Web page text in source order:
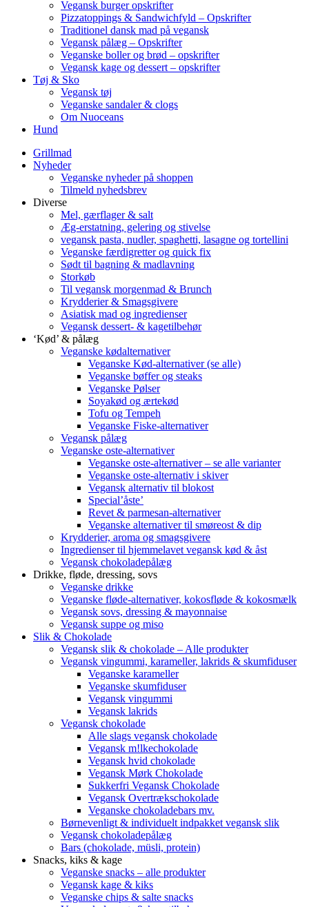
Vegansk burger opskrifter
Pizzatoppings & Sandwichfyld – Opskrifter
Traditionel dansk mad på vegansk
Vegansk pålæg – Opskrifter
Veganske boller og brød – opskrifter
Vegansk kage og dessert – opskrifter
Tøj & Sko
Vegansk tøj
Veganske sandaler & clogs
Om Nuoceans
Hund
Grillmad
Nyheder
Veganske nyheder på shoppen
Tilmeld nyhedsbrev
Diverse
Mel, gærflager & salt
Æg-erstatning, gelering og stivelse
vegansk pasta, nudler, spaghetti, lasagne og tortellini
Veganske færdigretter og quick fix
Sødt til bagning & madlavning
Storkøb
Til vegansk morgenmad & Brunch
Krydderier & Smagsgivere
Asiatisk mad og ingredienser
Vegansk dessert- & kagetilbehør
‘Kød’ & pålæg
Veganske kødalternativer
Veganske Kød-alternativer (se alle)
Veganske bøffer og steaks
Veganske Pølser
Soyakød og ærtekød
Tofu og Tempeh
Veganske Fiske-alternativer
Vegansk pålæg
Veganske oste-alternativer
Veganske oste-alternativer – se alle varianter
Veganske oste-alternativ i skiver
Vegansk alternativ til blokost
Special’åste’
Revet & parmesan-alternativer
Veganske alternativer til smøreost & dip
Krydderier, aroma og smagsgivere
Ingredienser til hjemmelavet vegansk kød & åst
Vegansk chokoladepålæg
Drikke, fløde, dressing, sovs
Veganske drikke
Veganske fløde-alternativer, kokosfløde & kokosmælk
Vegansk sovs, dressing & mayonnaise
Vegansk suppe og miso
Slik & Chokolade
Vegansk slik & chokolade – Alle produkter
Vegansk vingummi, karameller, lakrids & skumfiduser
Veganske karameller
Veganske skumfiduser
Vegansk vingummi
Vegansk lakrids
Vegansk chokolade
Alle slags vegansk chokolade
Vegansk m!lkechokolade
Vegansk hvid chokolade
Vegansk Mørk Chokolade
Sukkerfri Vegansk Chokolade
Vegansk Overtrækschokolade
Veganske chokoladebars mv.
Børnevenligt & individuelt indpakket vegansk slik
Vegansk chokoladepålæg
Bars (chokolade, müsli, protein)
Snacks, kiks & kage
Veganske snacks – alle produkter
Vegansk kage & kiks
Veganske chips & salte snacks